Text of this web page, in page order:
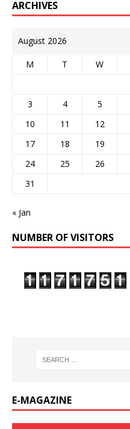
ARCHIVES
August 2026
M T W
3
4 5
10
11 12
17
18 19
24
25 26
31
« Jan
NUMBER OF VISITORS
E-MAGAZINE